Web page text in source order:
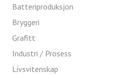
Batteriproduksjon
Bryggeri
Grafitt
Industri / Prosess
Livsvitenskap